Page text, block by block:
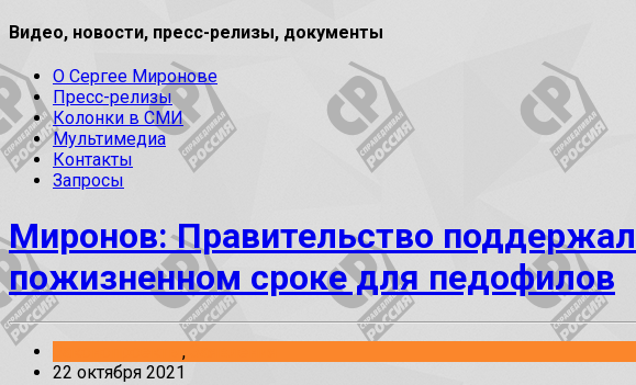
Видео, новости, пресс-релизы, документы
О Сергее Миронове
Пресс-релизы
Колонки в СМИ
Мультимедиа
Контакты
Запросы
Миронов: Правительство
пожизненном сроке для педофилов
,
22 октября 2021